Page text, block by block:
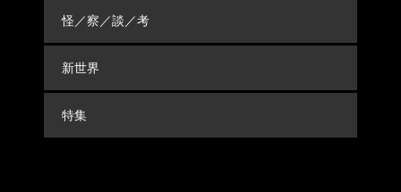
怪／察／談／考
新世界
特集